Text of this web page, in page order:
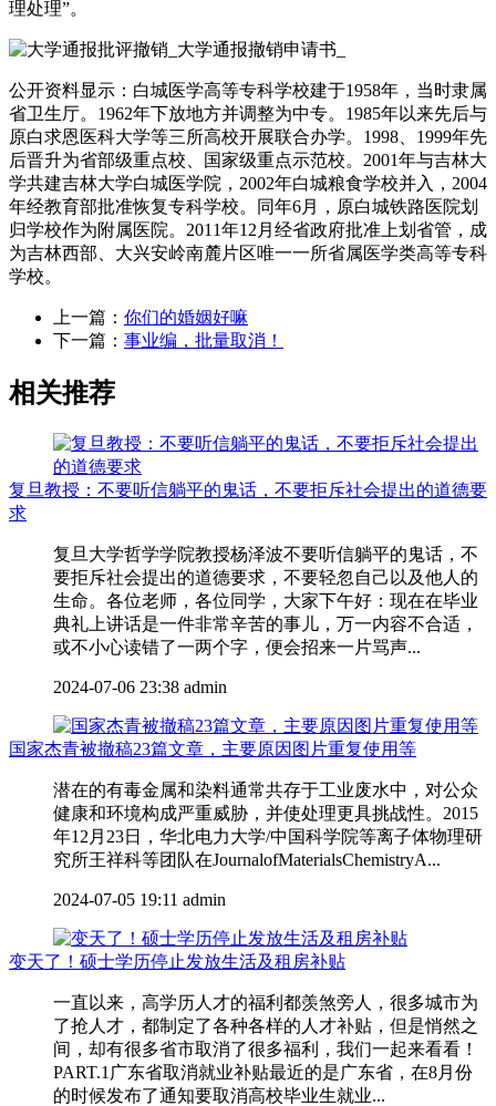
理处理”。
公开资料显示：白城医学高等专科学校建于1958年，当时隶属
省卫生厅。1962年下放地方并调整为中专。1985年以来先后与
原白求恩医科大学等三所高校开展联合办学。1998、1999年先
后晋升为省部级重点校、国家级重点示范校。2001年与吉林大
学共建吉林大学白城医学院，2002年白城粮食学校并入，2004
年经教育部批准恢复专科学校。同年6月，原白城铁路医院划
归学校作为附属医院。2011年12月经省政府批准上划省管，成
为吉林西部、大兴安岭南麓片区唯一一所省属医学类高等专科
学校。
上一篇： 你们的婚姻好嘛
下一篇： 事业编，批量取消！
相关推荐
复旦教授：不要听信躺平的鬼话，不要拒斥社会提出的道德要
求
复旦大学哲学学院教授杨泽波不要听信躺平的鬼话，不
要拒斥社会提出的道德要求，不要轻忽自己以及他人的
生命。各位老师，各位同学，大家下午好：现在在毕业
典礼上讲话是一件非常辛苦的事儿，万一内容不合适，
或不小心读错了一两个字，便会招来一片骂声...
2024-07-06 23:38 admin
国家杰青被撤稿23篇文章，主要原因图片重复使用等
潜在的有毒金属和染料通常共存于工业废水中，对公众
健康和环境构成严重威胁，并使处理更具挑战性。2015
年12月23日，华北电力大学/中国科学院等离子体物理研
究所王祥科等团队在JournalofMaterialsChemistryA...
2024-07-05 19:11 admin
变天了！硕士学历停止发放生活及租房补贴
一直以来，高学历人才的福利都羡煞旁人，很多城市为
了抢人才，都制定了各种各样的人才补贴，但是悄然之
间，却有很多省市取消了很多福利，我们一起来看看！
PART.1广东省取消就业补贴最近的是广东省，在8月份
的时候发布了通知要取消高校毕业生就业...